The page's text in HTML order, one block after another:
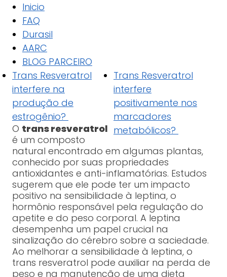
Inicio
FAQ
Durasil
AARC
BLOG PARCEIRO
Trans Resveratrol
interfere na
produção de
estrogênio?
Trans Resveratrol
interfere
positivamente nos
marcadores
metabólicos?
O trans resveratrol
é um composto
natural encontrado em algumas plantas,
conhecido por suas propriedades
antioxidantes e anti-inflamatórias. Estudos
sugerem que ele pode ter um impacto
positivo na sensibilidade à leptina, o
hormônio responsável pela regulação do
apetite e do peso corporal. A leptina
desempenha um papel crucial na
sinalização do cérebro sobre a saciedade.
Ao melhorar a sensibilidade à leptina, o
trans resveratrol pode auxiliar na perda de
peso e na manutenção de uma dieta